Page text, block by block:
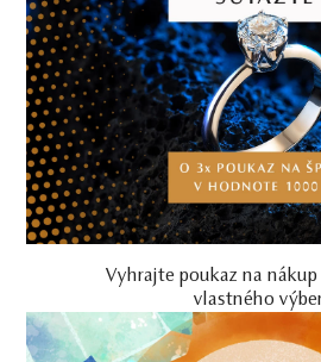
Vyhrajte poukaz na
vlastného